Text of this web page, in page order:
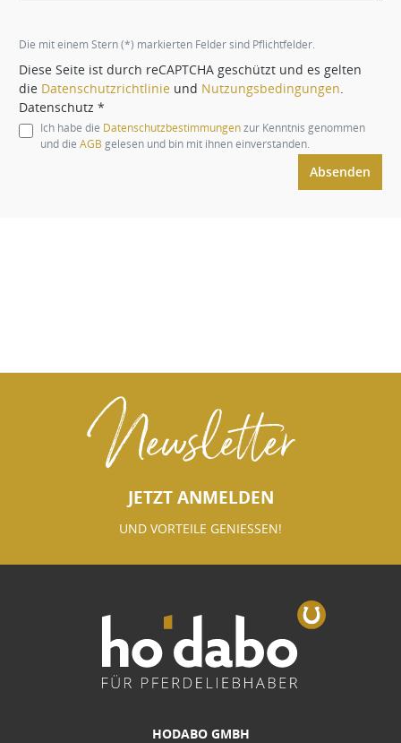
Die mit einem Stern (*) markierten Felder sind Pflichtfelder.
Diese Seite ist durch reCAPTCHA geschützt und es gelten
die Datenschutzrichtlinie und Nutzungsbedingungen
Datenschutz *
Ich habe die Datenschutzbestimmungenzur Kenntnis genommen
und die AGB gelesen und bin mit ihnen einverstanden.
Absenden
Newsletter
JETZT ANMELDEN
UND VORTEILE GENIESSEN!
HODABO GMBH